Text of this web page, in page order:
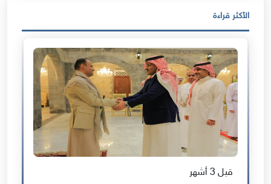
الأكثر قراءة
قبل 3 أشهر